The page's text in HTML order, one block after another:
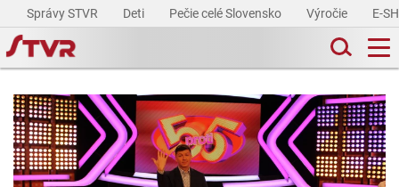
Správy STVR Deti Pečie celé Slovensko Výročie E-